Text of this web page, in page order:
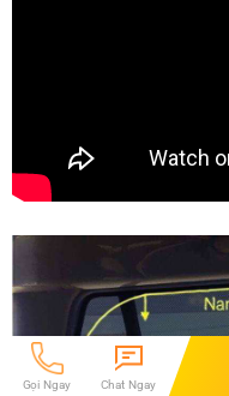
Gọi Ngay Chat Ngay